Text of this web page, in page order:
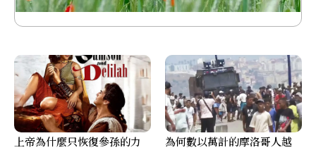
上帝為什麼只恢復參孫的力
為何數以萬計的摩洛哥人越